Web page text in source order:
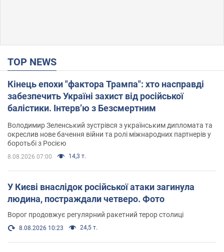
TOP NEWS
Кінець епохи "фактора Трампа": хто насправді
забезпечить Україні захист від російської
балістики. Інтерв’ю з Безсмертним
Володимир Зеленський зустрівся з українським дипломата та
окреслив нове бачення війни та ролі міжнародних партнерів у
боротьбі з Росією
8.08.2026 07:00 14,3 т.
У Києві внаслідок російської атаки загинула
людина, постраждали четверо. Фото
Ворог продовжує регулярний ракетний терор столиці
8.08.2026 10:23 24,5 т.